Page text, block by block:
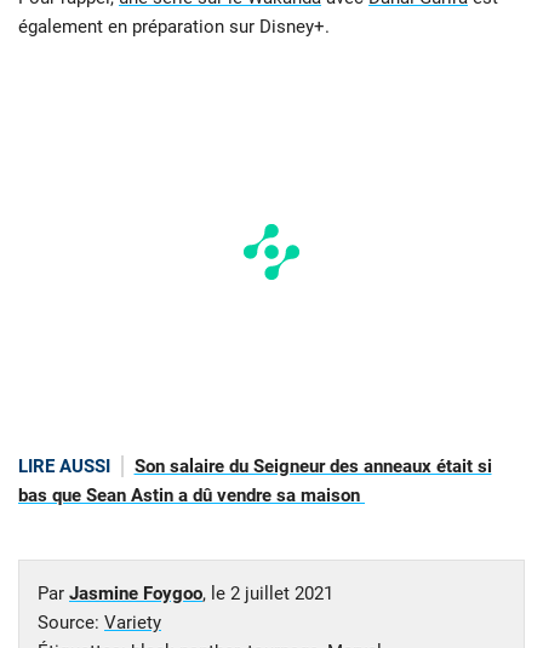
également en préparation sur Disney+.
LIRE AUSSI
Son salaire du Seigneur des anneaux était si
bas que Sean Astin a dû vendre sa maison
Par Jasmine Foygoo, le 2 juillet 2021
Source: Variety